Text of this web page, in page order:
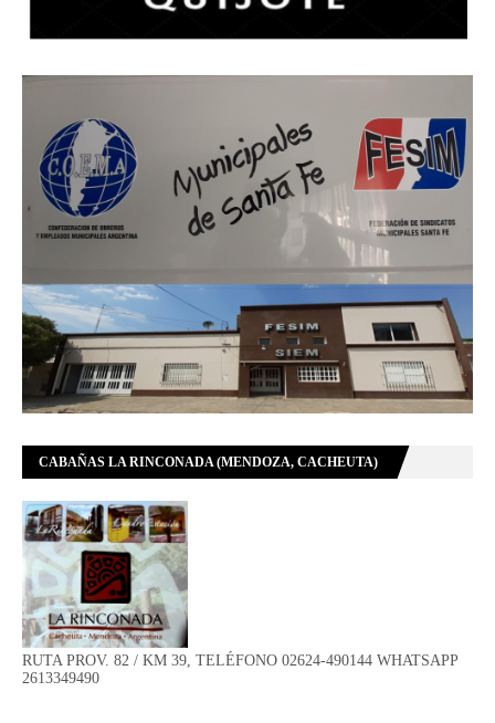
CABAÑAS LA RINCONADA (MENDOZA, CACHEUTA)
RUTA PROV. 82 / KM 39, TELÉFONO 02624-490144 WHATSAPP
2613349490